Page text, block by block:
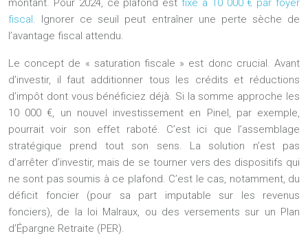
montant. Pour 2024, ce plafond est fixé à 10 000 € par foyer
fiscal. Ignorer ce seuil peut entraîner une perte sèche de
l’avantage fiscal attendu.
Le concept de « saturation fiscale » est donc crucial. Avant
d’investir, il faut additionner tous les crédits et réductions
d’impôt dont vous bénéficiez déjà. Si la somme approche les
10 000 €, un nouvel investissement en Pinel, par exemple,
pourrait voir son effet raboté. C’est ici que l’assemblage
stratégique prend tout son sens. La solution n’est pas
d’arrêter d’investir, mais de se tourner vers des dispositifs qui
ne sont pas soumis à ce plafond. C’est le cas, notamment, du
déficit foncier(pour sa part imputable sur les revenus
fonciers), de la loi Malraux, ou des versements sur un Plan
d’Épargne Retraite (PER).